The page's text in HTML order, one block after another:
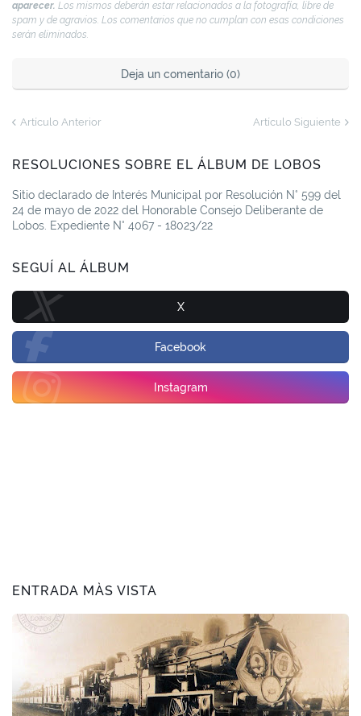
aparecer. Los mismos deberán estar relacionados a la fotografía, libre de
spam y de agravios. Los comentarios que no cumplan con esas condiciones
serán eliminados.
Deja un comentario (0)
Artículo Anterior Artículo Siguiente
RESOLUCIONES SOBRE EL ÁLBUM DE LOBOS
Sitio declarado de Interés Municipal por Resolución N° 599 del
24 de mayo de 2022 del Honorable Consejo Deliberante de
Lobos. Expediente N° 4067 - 18023/22
SEGUÍ AL ÁLBUM
X
Facebook
Instagram
ENTRADA MÀS VISTA